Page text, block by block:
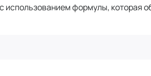
использованием формулы, которая